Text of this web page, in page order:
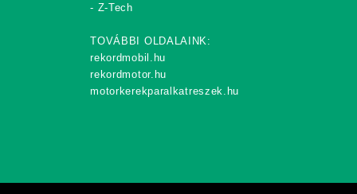
- Z-Tech
TOVÁBBI OLDALAINK:
rekordmobil.hu
rekordmotor.hu
motorkerekparalkatreszek.hu